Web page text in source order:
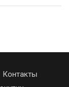
Контакты